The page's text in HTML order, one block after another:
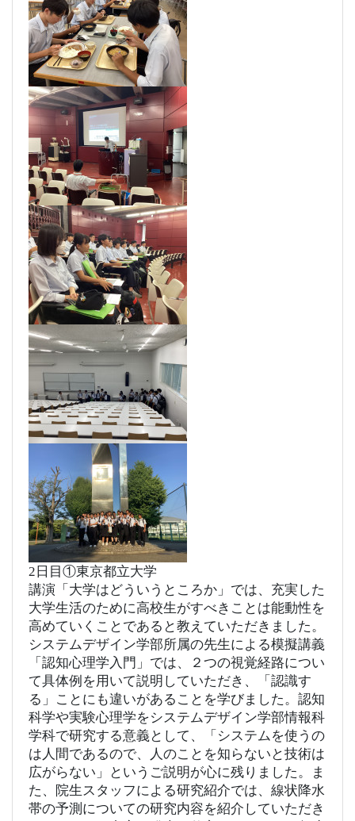
2日目①東京都立大学
講演「大学はどういうところか」では、充実した
大学生活のために高校生がすべきことは能動性を
高めていくことであると教えていただきました。
システムデザイン学部所属の先生による模擬講義
「認知心理学入門」では、２つの視覚経路につい
て具体例を用いて説明していただき、「認識す
る」ことにも違いがあることを学びました。 認知
科学や実験心理学をシステムデザイン学部情報科
学科で研究する意義として、「システムを使うの
は人間であるので、人のことを知らないと技術は
広がらない」というご説明が心に残りました。
ま
た、院生スタッフによる研究紹介では、線状降水
帯の予測についての研究内容を紹介していただき